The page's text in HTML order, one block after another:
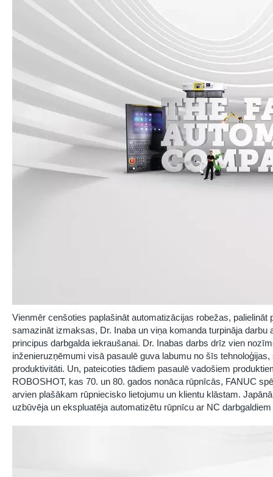
Vienmēr cenšoties paplašināt automatizācijas robežas,
samazināt izmaksas, Dr. Inaba un viņa komanda turpināja darbu
principus darbgalda iekraušanai. Dr. Inabas darbs drīz vien
inženieruzņēmumi visā pasaulē guva labumu no šīs
produktivitāti. Un, pateicoties tādiem pasaulē vadošiem
ROBOSHOT, kas 70. un 80. gados nonāca rūpnīcās, FANUC
arvien plašākam rūpniecisko lietojumu un klientu klāstam.
uzbūvēja un ekspluatēja automatizētu rūpnīcu ar NC